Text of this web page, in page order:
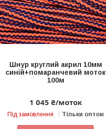
Шнур круглий акрил 10мм
синій+помаранчевий моток
100м
1 045 ₴/моток
Під замовлення Тільки оптом